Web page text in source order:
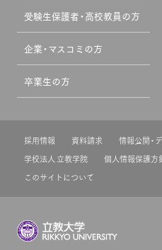
受験生保護者・高校教員の方
企業・マスコミの方
卒業生の方
採用情報 資料請求 情報公開・
学校法人 立教学院
個人情報保護方
このサイトについて